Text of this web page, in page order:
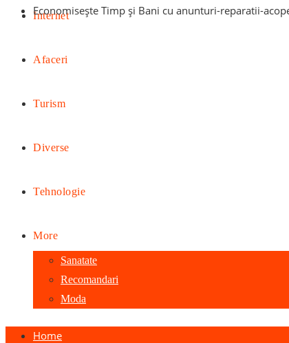
Internet
Afaceri
Turism
Diverse
Tehnologie
More
Sanatate
Recomandari
Moda
Home
Economisește Timp și Bani cu anunturi-reparatii-